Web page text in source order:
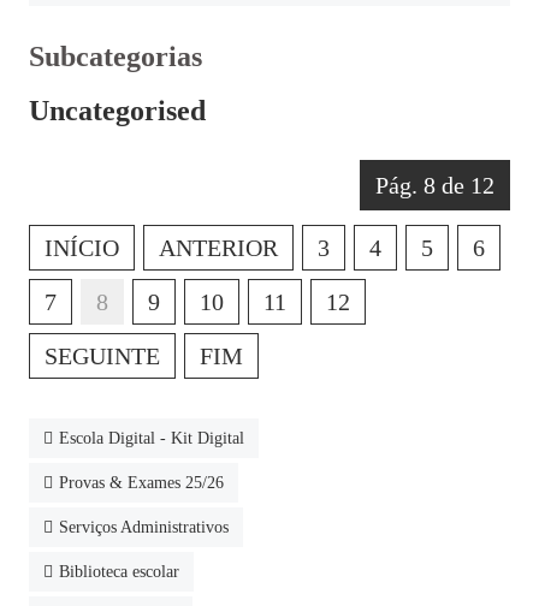
Subcategorias
Uncategorised
Pág. 8 de 12
INÍCIO ANTERIOR 3 4 5 6
7 8 9 10 11 12
SEGUINTE FIM
Escola Digital - Kit Digital
Provas & Exames 25/26
Serviços Administrativos
Biblioteca escolar